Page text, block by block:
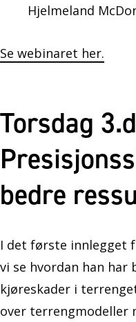
Hjelmeland
Se webinaret her.
Torsdag
bedre
I det første innlegget
vi se hvordan han
kjøreskader i
over terrengmodeller